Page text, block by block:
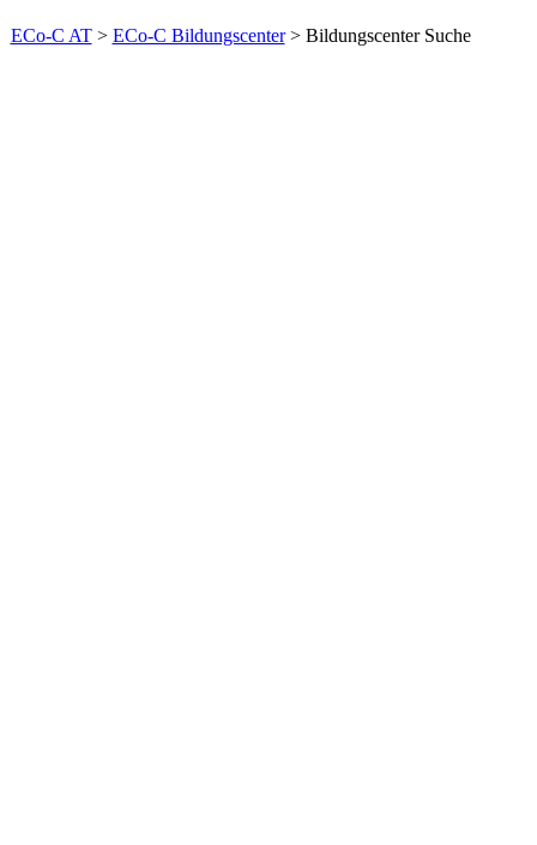
ECo-C AT> ECo-C Bildungscenter> Bildungscenter Suche